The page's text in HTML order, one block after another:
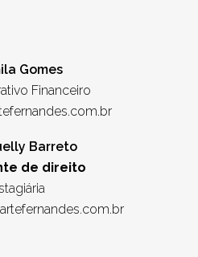
Gomes
Financeiro
Barreto
de direito